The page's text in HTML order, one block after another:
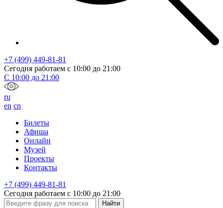
+7 (499) 449-81-81
Сегодня работаем с 10:00 до 21:00
С 10:00 до 21:00
ru
en cn
Билеты
Афиша
Онлайн
Музей
Проекты
Контакты
+7 (499) 449-81-81
Сегодня работаем с 10:00 до 21:00